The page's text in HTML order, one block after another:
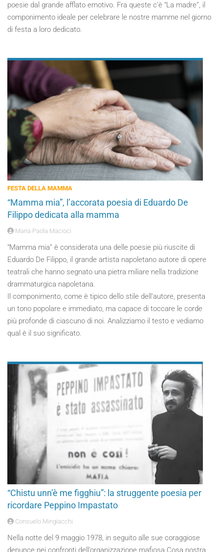
poesie dal grande afflato emotivo. Fra queste c’è “La madre”, il
componimento ideale per celebrare le nostre mamme nel giorno
di festa a loro dedicato.
FESTA DELLA MAMMA
“Mamma mia”, l’accorata poesia di Eduardo De
Filippo dedicata alla mamma
Maria Paola Macioci
“Mamma mia” è considerata una delle poesie più riuscite di
Eduardo De Filippo, il grande artista napoletano autore di opere
teatrali che hanno segnato una pietra miliare nella tradizione
drammaturgica napoletana.
Il componimento, come è tipico dello stile dell’autore, presenta
un tono popolare e immediato, ma capace di toccare le corde
più profonde di ciascuno di noi. Analizziamo il testo e vediamo
qual è il suo significato.
“Chistu unn’è me figghiu”: la struggente poesia per
ricordare Peppino Impastato
Consuelo Mingiacchi
Nella notte del 9 maggio 1978, in seguito alle sue coraggiose
denunce nei confronti dell’organizzazione mafiosa Cosa nostra,